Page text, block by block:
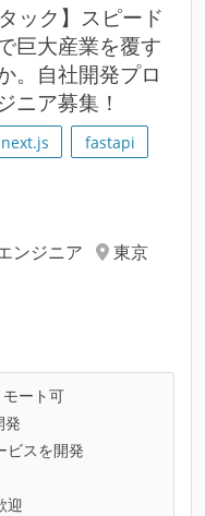
ック】スピード
巨大産業を覆す
。自社開発プロ
ニア募集！
next.js
fastapi
ンジニア
東京
ート可
発
ビスを開発
迎